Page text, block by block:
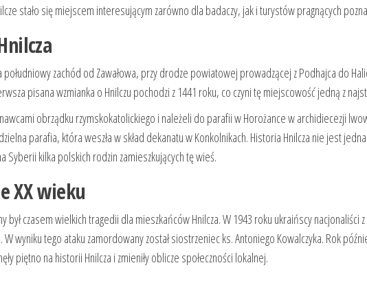
stało się miejscem interesującym zarówno dla badaczy, jak i turystów pragnących
zachód od Zawałowa, przy drodze powiatowej prowadzącej z Podhajca do
pisana wzmianka o Hnilczu pochodzi z 1441 roku, co czyni tę miejscowość jedną z
obrządku rzymskokatolickiego i należeli do parafii w Horożance w archidiecezji
parafia, która weszła w skład dekanatu w Konkolnikach. Historia Hnilcza nie jest
Syberii kilka polskich rodzin zamieszkujących tę wieś.
XX wieku
czasem wielkich tragedii dla mieszkańców Hnilcza. W 1943 roku ukraińscy nacjonaliści
wyniku tego ataku zamordowany został siostrzeniec ks. Antoniego Kowalczyka. Rok
piętno na historii Hnilcza i zmieniły oblicze społeczności lokalnej.